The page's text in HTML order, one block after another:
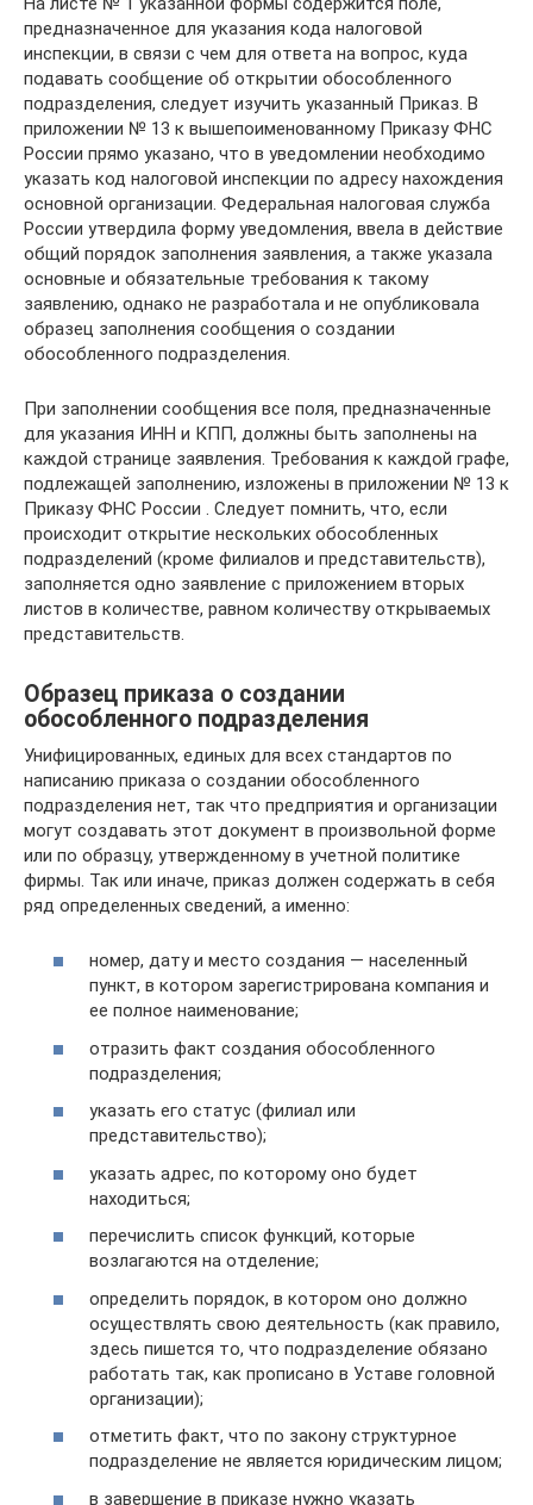
предназначенное для указания кода налоговой
инспекции, в связи с чем для ответа на вопрос, куда
подавать сообщение об открытии обособленного
подразделения, следует изучить указанный Приказ. В
приложении № 13 к вышепоименованному Приказу ФНС
России прямо указано, что в уведомлении необходимо
указать код налоговой инспекции по адресу нахождения
основной организации. Федеральная налоговая служба
России утвердила форму уведомления, ввела в действие
общий порядок заполнения заявления, а также указала
основные и обязательные требования к такому
заявлению, однако не разработала и не опубликовала
образец заполнения сообщения о создании
обособленного подразделения.
При заполнении сообщения все поля, предназначенные
для указания ИНН и КПП, должны быть заполнены на
каждой странице заявления. Требования к каждой графе,
подлежащей заполнению, изложены в приложении № 13 к
Приказу ФНС России . Следует помнить, что, если
происходит открытие нескольких обособленных
подразделений (кроме филиалов и представительств),
заполняется одно заявление с приложением вторых
листов в количестве, равном количеству открываемых
представительств.
Образец приказа о создании
обособленного подразделения
Унифицированных, единых для всех стандартов по
написанию приказа о создании обособленного
подразделения нет, так что предприятия и организации
могут создавать этот документ в произвольной форме
или по образцу, утвержденному в учетной политике
фирмы. Так или иначе, приказ должен содержать в себя
ряд определенных сведений, а именно:
номер, дату и место создания — населенный
пункт, в котором зарегистрирована компания и
ее полное наименование;
отразить факт создания обособленного
подразделения;
указать его статус (филиал или
представительство);
указать адрес, по которому оно будет
находиться;
перечислить список функций, которые
возлагаются на отделение;
определить порядок, в котором оно должно
осуществлять свою деятельность (как правило,
здесь пишется то, что подразделение обязано
работать так, как прописано в Уставе головной
организации);
отметить факт, что по закону структурное
подразделение не является юридическим лицом;
в завершение в приказе нужно указать